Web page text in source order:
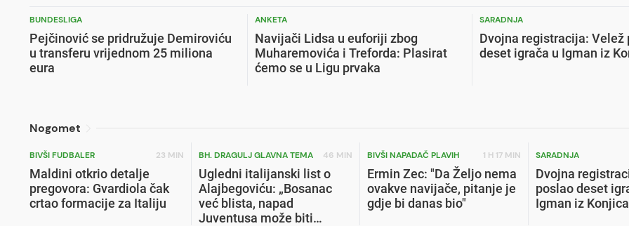
BUNDESLIGA
Pejčinović se pridružuje Demiroviću
u transferu vrijednom 25 miliona
eura
ANKETA
Navijači Lidsa u euforiji zbog
Muharemovića i Treforda: Plasirat
ćemo se u Ligu prvaka
SARADNJA
Dvojna registracija: Velež
deset igrača u Igman iz
Nogomet
BIVŠI FUDBALER 23 MIN
Maldini otkrio detalje
pregovora: Gvardiola čak
crtao formacije za Italiju
BH. DRAGULJ GLAVNA TEMA 46 MIN
Ugledni italijanski list o
Alajbegoviću: „Bosanac
već blista, napad
Juventusa može biti
BIVŠI NAPADAČ PLAVIH 1 H 17 MIN
Ermin Zec: "Da Željo nema
ovakve navijače, pitanje je
gdje bi danas bio"
SARADNJA
Dvojna
poslao deset
Igman iz Konjica